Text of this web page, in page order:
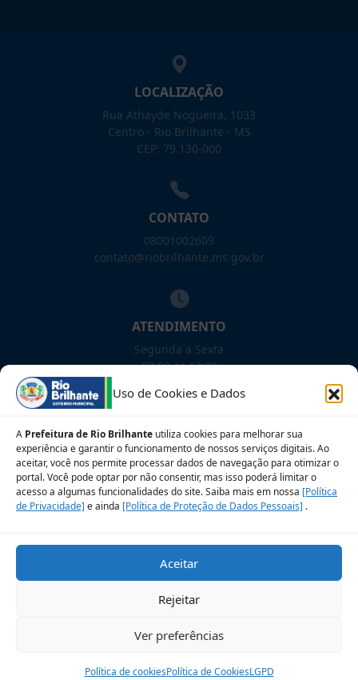
Uso de Cookies e Dados
A Prefeitura de Rio Brilhante utiliza cookies para melhorar sua
experiência e garantir o funcionamento de nossos serviços digitais. Ao
aceitar, você nos permite processar dados de navegação para otimizar o
portal. Você pode optar por não consentir, mas isso poderá limitar o
acesso a algumas funcionalidades do site. Saiba mais em nossa [Política
de Privacidade] e ainda [Política de Proteção de Dados Pessoais] .
Aceitar
Rejeitar
Ver preferências
Política de cookiesPolítica de CookiesLGPD
LOCALIZAÇÃO
Rua Athayde Nogueira, 1033
Centro - Rio Brilhante - MS
CEP: 79.130-000
CONTATO
08001002609
contato@riobrilhante.ms.gov.br
ATENDIMENTO
Segunda a Sexta
07:00 às 13:00
NOSSAS REDES!
Siga para novidades
Sobre a LGPD
Perguntas frequentes
Avalie nosso site
03.681.582/0001-07
Desenvolvido pelo Setor de Governança de TIC